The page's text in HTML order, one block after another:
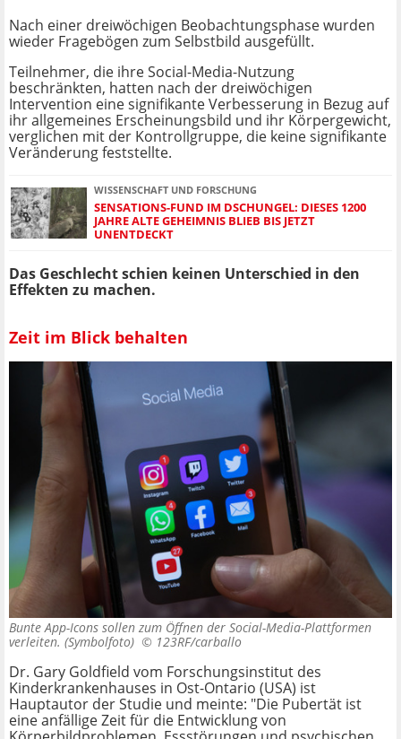
Nach einer dreiwöchigen Beobachtungsphase wurden
wieder Fragebögen zum Selbstbild ausgefüllt.
Teilnehmer, die ihre Social-Media-Nutzung
beschränkten, hatten nach der dreiwöchigen
Intervention eine signifikante Verbesserung in Bezug auf
ihr allgemeines Erscheinungsbild und ihr Körpergewicht,
verglichen mit der Kontrollgruppe, die keine signifikante
Veränderung feststellte.
WISSENSCHAFT UND FORSCHUNG
SENSATIONS-FUND IM DSCHUNGEL: DIESES 1200
JAHRE ALTE GEHEIMNIS BLIEB BIS JETZT
UNENTDECKT
Das Geschlecht schien keinen Unterschied in den
Effekten zu machen.
Zeit im Blick behalten
Bunte App-Icons sollen zum Öffnen der Social-Media-Plattformen
verleiten. (Symbolfoto) © 123RF/carballo
Dr. Gary Goldfield vom Forschungsinstitut des
Kinderkrankenhauses in Ost-Ontario (USA) ist
Hauptautor der Studie und meinte: "Die Pubertät ist
eine anfällige Zeit für die Entwicklung von